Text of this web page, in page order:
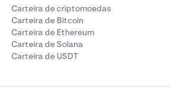
Carteira de criptomoedas
Carteira de Bitcoin
Carteira de Ethereum
Carteira de Solana
Carteira de USDT